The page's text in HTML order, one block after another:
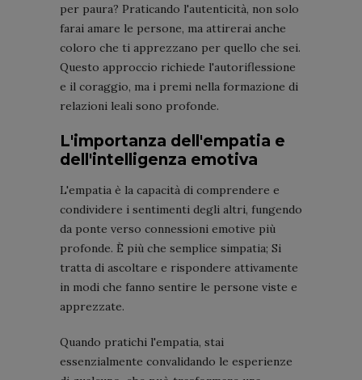
per paura? Praticando l'autenticità, non solo
farai amare le persone, ma attirerai anche
coloro che ti apprezzano per quello che sei.
Questo approccio richiede l'autoriflessione
e il coraggio, ma i premi nella formazione di
relazioni leali sono profonde.
L'importanza dell'empatia e
dell'intelligenza emotiva
L'empatia è la capacità di comprendere e
condividere i sentimenti degli altri, fungendo
da ponte verso connessioni emotive più
profonde. È più che semplice simpatia; Si
tratta di ascoltare e rispondere attivamente
in modi che fanno sentire le persone viste e
apprezzate.
Quando pratichi l'empatia, stai
essenzialmente convalidando le esperienze